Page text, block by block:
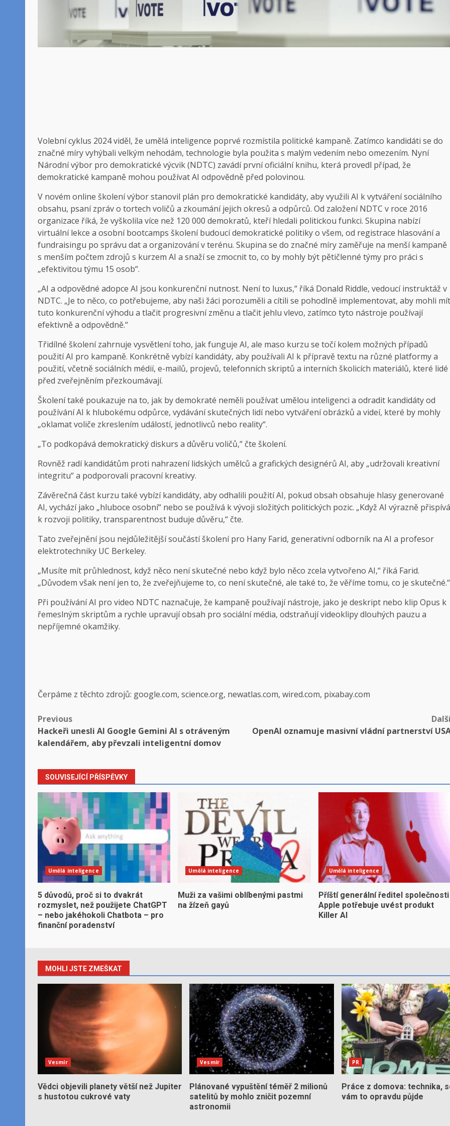
Volební cyklus 2024 viděl, že umělá inteligence poprvé rozmístila politické kampaně. Zatímco kandidáti se do
značné míry vyhýbali velkým nehodám, technologie byla použita s malým vedením nebo omezením. Nyní
Národní výbor pro demokratické výcvik (NDTC) zavádí první oficiální knihu, která provedl případ, že
demokratické kampaně mohou používat AI odpovědně před polovinou.
V novém online školení výbor stanovil plán pro demokratické kandidáty, aby využili AI k vytváření sociálního
obsahu, psaní zpráv o tortech voličů a zkoumání jejich okresů a odpůrců. Od založení NDTC v roce 2016
organizace říká, že vyškolila více než 120 000 demokratů, kteří hledali politickou funkci. Skupina nabízí
virtuální lekce a osobní bootcamps školení budoucí demokratické politiky o všem, od registrace hlasování a
fundraisingu po správu dat a organizování v terénu. Skupina se do značné míry zaměřuje na menší kampaně
s menším počtem zdrojů s kurzem AI a snaží se zmocnit to, co by mohly být pětičlenné týmy pro práci s
„efektivitou týmu 15 osob“.
„AI a odpovědné adopce AI jsou konkurenční nutnost. Není to luxus,“ říká Donald Riddle, vedoucí instruktáž v
NDTC. „Je to něco, co potřebujeme, aby naši žáci porozuměli a cítili se pohodlně implementovat, aby mohli mít
tuto konkurenční výhodu a tlačit progresivní změnu a tlačit jehlu vlevo, zatímco tyto nástroje používají
efektivně a odpovědně.“
Třidílné školení zahrnuje vysvětlení toho, jak funguje AI, ale maso kurzu se točí kolem možných případů
použití AI pro kampaně. Konkrétně vybízí kandidáty, aby používali AI k přípravě textu na různé platformy a
použití, včetně sociálních médií, e-mailů, projevů, telefonních skriptů a interních školicích materiálů, které lidé
před zveřejněním přezkoumávají.
Školení také poukazuje na to, jak by demokraté neměli používat umělou inteligenci a odradit kandidáty od
používání AI k hlubokému odpůrce, vydávání skutečných lidí nebo vytváření obrázků a videí, které by mohly
„oklamat voliče zkreslením událostí, jednotlivců nebo reality“.
„To podkopává demokratický diskurs a důvěru voličů,“ čte školení.
Rovněž radí kandidátům proti nahrazení lidských umělců a grafických designérů AI, aby „udržovali kreativní
integritu“ a podporovali pracovní kreativy.
Závěrečná část kurzu také vybízí kandidáty, aby odhalili použití AI, pokud obsah obsahuje hlasy generované
AI, vychází jako „hluboce osobní“ nebo se používá k vývoji složitých politických pozic. „Když AI výrazně přispívá
k rozvoji politiky, transparentnost buduje důvěru,“ čte.
Tato zveřejnění jsou nejdůležitější součástí školení pro Hany Farid, generativní odborník na AI a profesor
elektrotechniky UC Berkeley.
„Musíte mít průhlednost, když něco není skutečné nebo když bylo něco zcela vytvořeno AI,“ říká Farid.
„Důvodem však není jen to, že zveřejňujeme to, co není skutečné, ale také to, že věříme tomu, co je skutečné.“
Při používání AI pro video NDTC naznačuje, že kampaně používají nástroje, jako je deskript nebo klip Opus k
řemeslným skriptům a rychle upravují obsah pro sociální média, odstraňují videoklipy dlouhých pauzu a
nepříjemné okamžiky.
Čerpáme z těchto zdrojů: google.com, science.org, newatlas.com, wired.com, pixabay.com
Post
navigation
Previous
Hackeři unesli AI Google Gemini AI s otráveným
kalendářem, aby převzali inteligentní domov
OpenAI oznamuje masivní vládní partnerství
SOUVISEJÍCÍ PŘÍSPĚVKY
Umělá inteligence
5 důvodů, proč si to dvakrát
rozmyslet, než použijete ChatGPT
– nebo jakéhokoli Chatbota – pro
finanční poradenství
Umělá inteligence
Muži za vašimi oblíbenými pastmi
na žízeň gayů
Umělá inteligence
Příští generální ředitel společnosti
Apple potřebuje uvést produkt
Killer AI
MOHLI JSTE ZMEŠKAT
Vesmír
Vědci objevili planety větší než Jupiter
s hustotou cukrové vaty
Vesmír
Plánované vypuštění téměř 2 milionů
satelitů by mohlo zničit pozemní
astronomii
PR
Práce z domova: technika,
vám to opravdu půjde